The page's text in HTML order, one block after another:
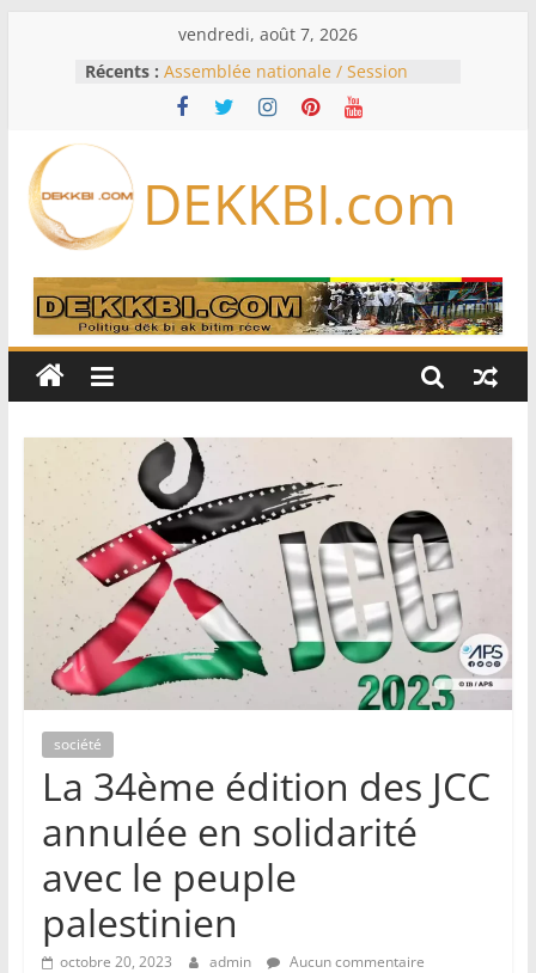
vendredi, août 7, 2026
Récents : Assemblée nationale / Session
extraordinaire: Six commissions
d’enquête à l’ordre du jour ce lundi
Bénin: Patrice Talon élu président
du Sénat, moins de trois mois
Pakistan et la Turquie signent un
accord de défense
RD Congo: Kinshasa interdit les
exportations de cuivre et de cobalt
production
DEKKBI.com
société
La 34ème édition des JCC
annulée en solidarité
avec le peuple
palestinien
octobre 20, 2023 admin Aucun commentaire